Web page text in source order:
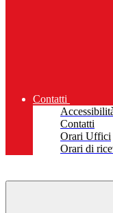
Contatti
Contatti
Orari Uffici
Orari di